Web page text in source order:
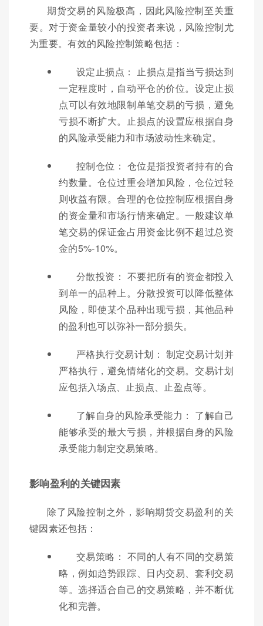
期货交易的风险极高，因此风险控制至关重
要。对于资金量较小的投资者来说，风险控制尤
为重要。有效的风险控制策略包括：
设定止损点： 止损点是指当亏损达到
一定程度时，自动平仓的价位。设定止损
点可以有效地限制单笔交易的亏损，避免
亏损不断扩大。止损点的设置应根据自身
的风险承受能力和市场波动性来确定。
控制仓位： 仓位是指投资者持有的合
约数量。仓位过重会增加风险，仓位过轻
则收益有限。合理的仓位控制应根据自身
的资金量和市场行情来确定。一般建议单
笔交易的保证金占用资金比例不超过总资
金的5%-10%。
分散投资： 不要把所有的资金都投入
到单一的品种上。分散投资可以降低整体
风险，即使某个品种出现亏损，其他品种
的盈利也可以弥补一部分损失。
严格执行交易计划： 制定交易计划并
严格执行，避免情绪化的交易。交易计划
应包括入场点、止损点、止盈点等。
了解自身的风险承受能力： 了解自己
能够承受的最大亏损，并根据自身的风险
承受能力制定交易策略。
影响盈利的关键因素
除了风险控制之外，影响期货交易盈利的关
键因素还包括：
交易策略： 不同的人有不同的交易策
略，例如趋势跟踪、日内交易、套利交易
等。选择适合自己的交易策略，并不断优
化和完善。